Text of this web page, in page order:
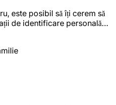
este posibil să îți cerem să
de identificare personală…